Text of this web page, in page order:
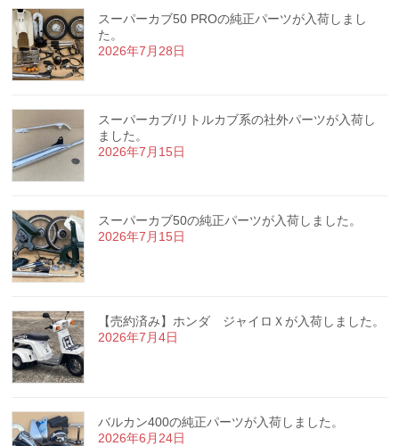
スーパーカブ50 PROの純正パーツが入荷しまし
た。
2026年7月28日
スーパーカブ/リトルカブ系の社外パーツが入荷し
ました。
2026年7月15日
スーパーカブ50の純正パーツが入荷しました。
2026年7月15日
【売約済み】ホンダ ジャイロＸが入荷しました。
2026年7月4日
バルカン400の純正パーツが入荷しました。
2026年6月24日